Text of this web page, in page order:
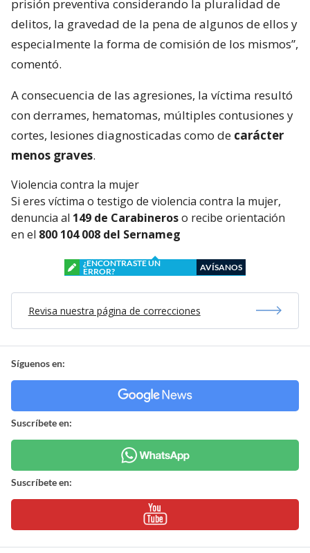
prisión preventiva considerando la pluralidad de
delitos, la gravedad de la pena de algunos de ellos y
especialmente la forma de comisión de los mismos”,
comentó.
A consecuencia de las agresiones, la víctima resultó
con derrames, hematomas, múltiples contusiones y
cortes, lesiones diagnosticadas como de carácter
menos graves.
Violencia contra la mujer
Si eres víctima o testigo de violencia contra la mujer,
denuncia al 149 de Carabineroso recibe orientación
en el 800 104 008 del Sernameg
¿ENCONTRASTE UN
ERROR?
AVÍSANOS
Revisa nuestra página de correcciones
Síguenos en:
Suscríbete en:
Suscríbete en: